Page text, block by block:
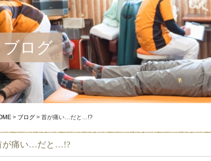
ブログ
> ブログ > 首が痛い…だと…!?
が痛い…だと…!?